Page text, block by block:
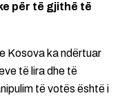
për të gjithë të
Kosova ka ndërtuar
të lira dhe të
të votës është i